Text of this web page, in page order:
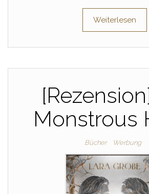
Weiterlesen
Monstrous
Bücher Werbung